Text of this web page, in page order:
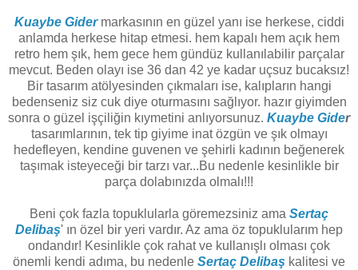
Kuaybe Gidermarkasının en güzel yanı ise herkese, ciddi
anlamda herkese hitap etmesi. hem kapalı hem açık hem
retro hem şık, hem gece hem gündüz kullanılabilir parçalar
mevcut. Beden olayı ise 36 dan 42 ye kadar uçsuz bucaksız!
Bir tasarım atölyesinden çıkmaları ise, kalıpların hangi
bedenseniz siz cuk diye oturmasını sağlıyor. hazır giyimden
sonra o güzel işçiliğin kıymetini anlıyorsunuz. Kuaybe Gider
tasarımlarının, tek tip giyime inat özgün ve şık olmayı
hedefleyen, kendine guvenen ve şehirli kadının beğenerek
taşımak isteyeceği bir tarzı var...Bu nedenle kesinlikle bir
parça dolabınızda olmalı!!!
Beni çok fazla topuklularla göremezsiniz ama Sertaç
Delibaş' ın özel bir yeri vardır. Az ama öz topuklularım hep
ondandır! Kesinlikle çok rahat ve kullanışlı olması çok
önemli kendi adıma, bu nedenle Sertaç Delibaş kalitesi ve